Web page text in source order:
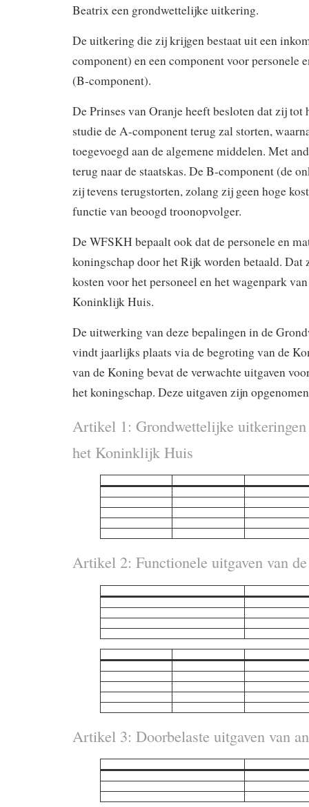
Beatrix een grondwettelijke uitkering.
De uitkering die zij krijgen bestaat uit een
component) en een component voor personele
(B-component).
De Prinses van Oranje heeft besloten dat zij tot
studie de A-component terug zal storten,
toegevoegd aan de algemene middelen. Met
terug naar de staatskas. De B-component (de
zij tevens terugstorten, zolang zij geen hoge
functie van beoogd troonopvolger.
De WFSKH bepaalt ook dat de personele en
koningschap door het Rijk worden betaald. Dat
kosten voor het personeel en het wagenpark
Koninklijk Huis.
De uitwerking van deze bepalingen in de
vindt jaarlijks plaats via de begroting van de
van de Koning bevat de verwachte uitgaven
het koningschap. Deze uitgaven zijn
Artikel 1: Grondwettelijke uitkeringen
het Koninklijk Huis
Artikel 2: Functionele uitgaven van
Artikel 3: Doorbelaste uitgaven van